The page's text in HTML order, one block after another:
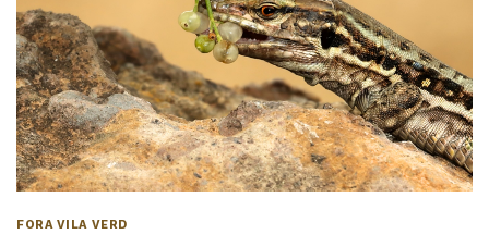
FORA VILA VERD